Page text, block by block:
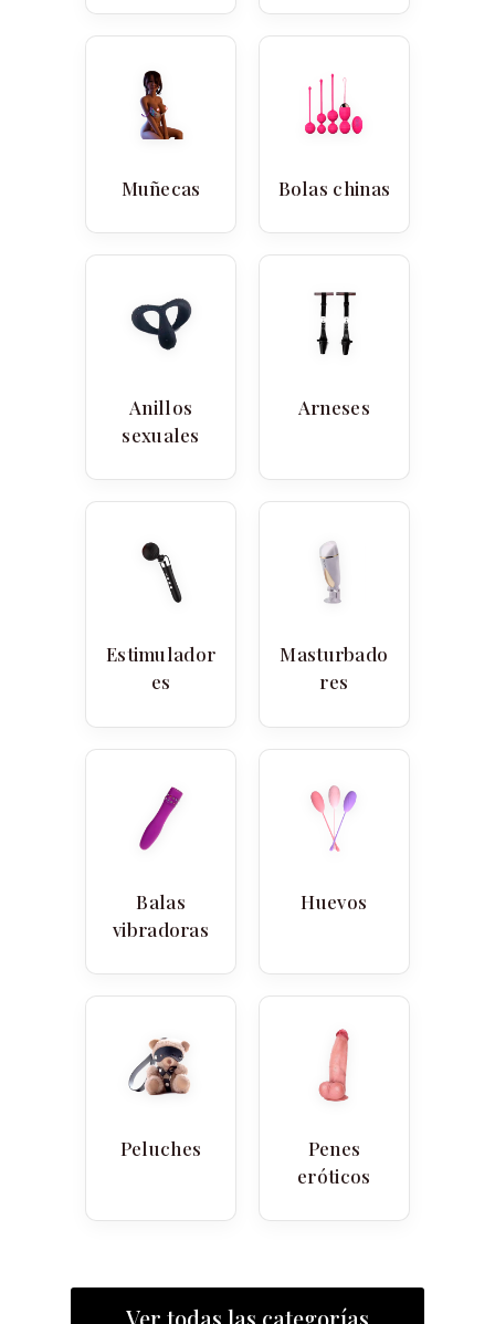
Muñecas Bolas chinas
Anillos
sexuales
Arneses
Estimulador
es
Masturbado
res
Balas
vibradoras
Huevos
Peluches
Penes
eróticos